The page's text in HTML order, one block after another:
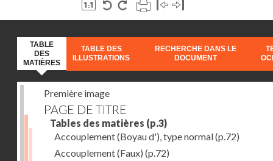
TABLE
DES
MATIÈRES
TABLE DES
ILLUSTRATIONS
RECHERCHE DANS LE
DOCUMENT
Première image
PAGE DE TITRE
Tables des matières (p.3)
Accouplement (Boyau d'), type normal(p.72)
Accouplement (Faux) (p.72)